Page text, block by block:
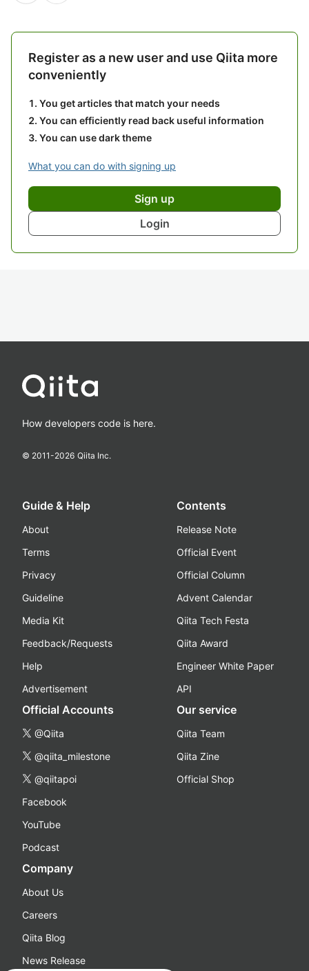
Register as a new user and use Qiita more
conveniently
You get articles that match your needs
You can efficiently read back useful information
You can use dark theme
What you can do with signing up
Sign up
Login
How developers code is here.
© 2011-2026 Qiita Inc.
Guide & Help
About
Terms
Privacy
Guideline
Media Kit
Feedback/Requests
Help
Advertisement
Contents
Release Note
Official Event
Official Column
Advent Calendar
Qiita Tech Festa
Qiita Award
Engineer White Paper
API
Official Accounts
@Qiita
@qiita_milestone
@qiitapoi
Facebook
YouTube
Podcast
Our service
Qiita Team
Qiita Zine
Official Shop
Company
About Us
Careers
Qiita Blog
News Release